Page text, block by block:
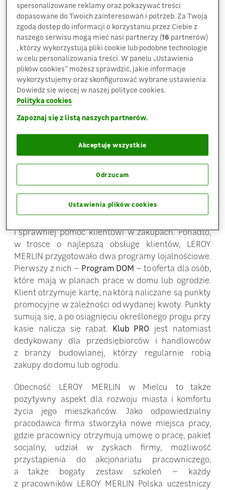
wizualizację łazienki lub kuchni. Na powierzchni
ponad 7 300 m2 znajduje się 13 działów
handlowych, a sklep został zaprojektowany tak,
by zapewnić klientom pełen komfort zakupów.
LEROY MERLIN oferuje także szereg dodatkowych
rozwiązań ułatwiających remont czy budowę domu.
Do dyspozycji klientów pozostają m.in. punkt
krawiecki, punkt stolarski, punkt obszywania
wykładzin, stoisko mieszania farb, a także
możliwość zamówienia dostawy zakupów do domu
wraz z wniesieniem.
a także jakości obsługi, którą zapewnia 110 osobowa
ekipa fachowców. Żeby móc lepiej i sprawniej
realizować potrzeby klientów, każdy z pracowników
w sklepie posiada telefon komórkowy,
i sprawniej pomóc klientowi w zakupach. Ponadto,
w trosce o najlepszą obsługę klientów, LEROY
MERLIN przygotowało dwa programy lojalnościowe.
Pierwszy z nich – Program DOM – to oferta dla osób,
które mają w planach prace w domu lub ogrodzie.
Klient otrzymuje kartę, na którą naliczane są punkty
promocyjne w zależności od wydanej kwoty. Punkty
sumują się, a po osiągnięciu określonego progu przy
kasie nalicza się rabat. Klub PRO jest natomiast
dedykowany dla przedsiębiorców i handlowców
z branży budowlanej, którzy regularnie robią
zakupy do domu lub ogrodu.
Obecność LEROY MERLIN w Mielcu to także
pozytywny aspekt dla rozwoju miasta i komfortu
życia jego mieszkańców. Jako odpowiedzialny
pracodawca firma stworzyła nowe miejsca pracy,
gdzie pracownicy otrzymują umowę o pracę, pakiet
socjalny, udział w zyskach firmy, możliwość
przystąpienia do akcjonariatu pracowniczego,
a także bogaty zestaw szkoleń – każdy
z pracowników LEROY MERLIN Polska uczestniczy
spersonalizowane reklamy oraz pokazywać treści
dopasowane do Twoich zainteresowań i potrzeb. Za Twoją
zgodą dostęp do informacji o korzystaniu przez Ciebie z
naszego serwisu mogą mieć nasi partnerzy (16 partnerów)
, którzy wykorzystują pliki cookie lub podobne technologie
w celu personalizowania treści. W panelu „Ustawienia
plików cookies” możesz sprawdzić, jakie informacje
wykorzystujemy oraz skonfigurować wybrane ustawienia.
Dowiedz się więcej w naszej polityce cookies.
Polityka cookies
Zapoznaj się z listą naszych partnerów.
Ustawienia plików cookies
Odrzucam
Akceptuję wszystkie